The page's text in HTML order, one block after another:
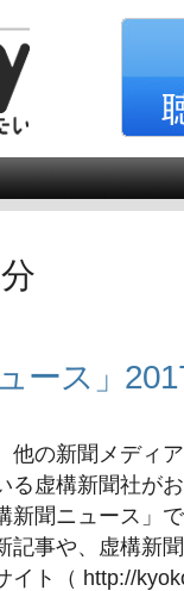
ース」
他の新聞メディ
る虚構新聞社が
新聞ニュース」
記事や、虚構新
イト（ http://